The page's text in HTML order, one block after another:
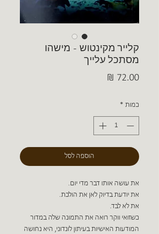
קלייר מקינטוש - מישהו
מסתכל עלייך
כמות *
הוספה לסל
את עושה אותו דבר מדי יום.
את יודעת בדיוק לאן את הולכת.
את לא לבד.
כשזואי ווקר רואה את התמונה שלה במדור
המודעות האישיות בעיתון לונדוני, היא נחושה